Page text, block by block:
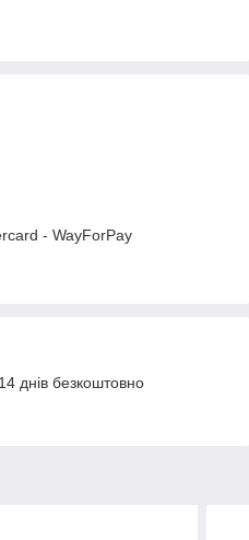
- WayForPay
днів безкоштовно